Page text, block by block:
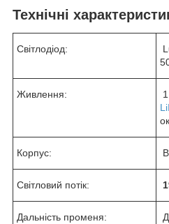
Технічні
Світлодіод:
Живлення: 1
Корпус:
Світловий потік:
Дальність променя: